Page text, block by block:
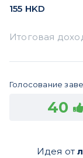
155 HKD
Голосование
40
Идея от